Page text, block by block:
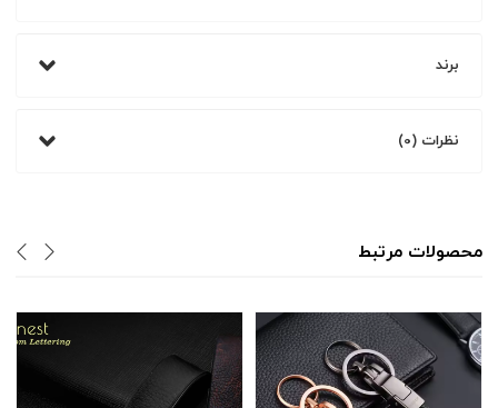
برند
نظرات (0)
محصولات مرتبط